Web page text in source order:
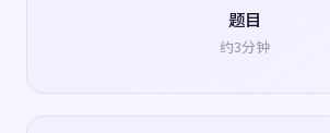
题目
约3分钟